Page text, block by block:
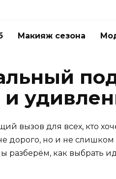
Макияж сезона
и
вызов для всех, кто
дорого, но и не
разберём, как выбрать